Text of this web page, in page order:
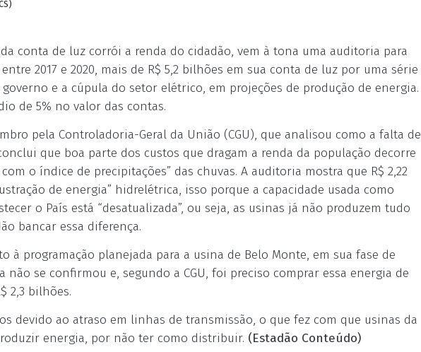
conta de luz corrói a renda do cidadão, vem à tona uma auditoria para
2017 e 2020, mais de R$ 5,2 bilhões em sua conta de luz por uma série
e a cúpula do setor elétrico, em projeções de produção de energia.
de 5% no valor das contas.
pela Controladoria-Geral da União (CGU), que analisou como a falta de
que boa parte dos custos que dragam a renda da população decorre
o índice de precipitações” das chuvas. A auditoria mostra que R$ 2,22
de energia” hidrelétrica, isso porque a capacidade usada como
o País está “desatualizada”, ou seja, as usinas já não produzem tudo
bancar essa diferença.
à programação planejada para a usina de Belo Monte, em sua fase de
não se confirmou e, segundo a CGU, foi preciso comprar essa energia de
2,3 bilhões.
devido ao atraso em linhas de transmissão, o que fez com que usinas da
energia, por não ter como distribuir. (Estadão Conteúdo)